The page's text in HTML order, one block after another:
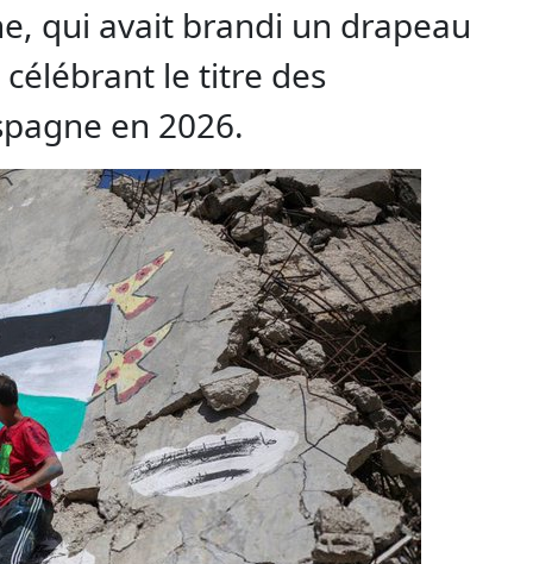
qui avait brandi un drapeau
célébrant le titre des
en 2026.